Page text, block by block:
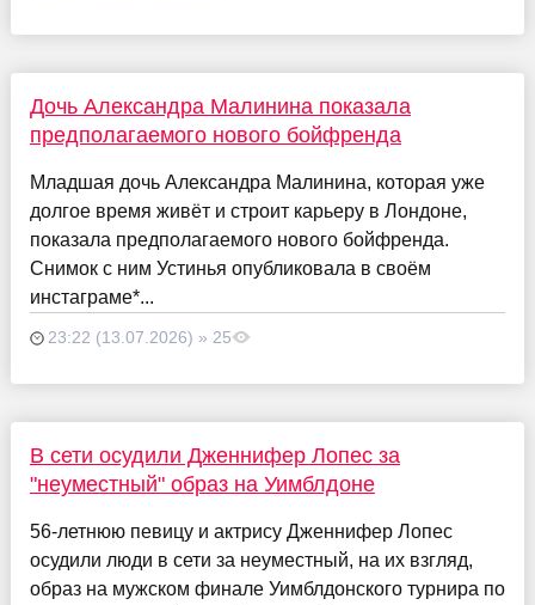
Дочь Александра Малинина показала
предполагаемого нового бойфренда
Младшая дочь Александра Малинина, которая уже
долгое время живёт и строит карьеру в Лондоне,
показала предполагаемого нового бойфренда.
Снимок с ним Устинья опубликовала в своём
инстаграме*...
23:22 (13.07.2026) » 25
В сети осудили Дженнифер Лопес за
"неуместный" образ на Уимблдоне
56-летнюю певицу и актрису Дженнифер Лопес
осудили люди в сети за неуместный, на их взгляд,
образ на мужском финале Уимблдонского турнира по